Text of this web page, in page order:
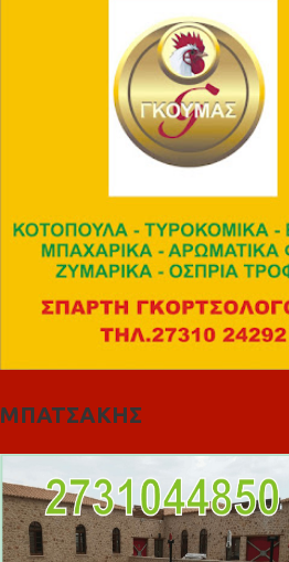
ΜΠΑΤΣΑΚΗΣ